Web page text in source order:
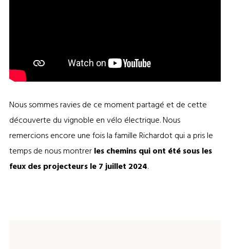
Nous sommes ravies de ce moment partagé et de cette
découverte du vignoble en vélo électrique. Nous
remercions encore une fois la famille Richardot qui a pris le
temps de nous montrerles chemins qui ont été sous les
feux des projecteurs le 7 juillet 2024.